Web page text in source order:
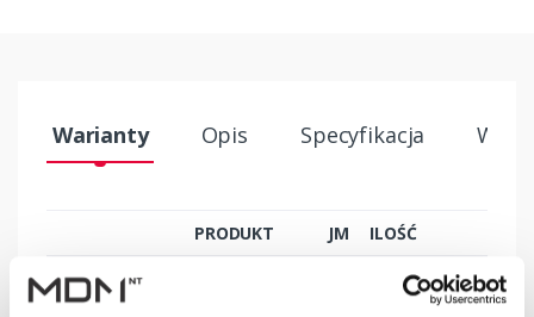
Warianty Opis Specyfikacja
PRODUKT JM ILOŚĆ